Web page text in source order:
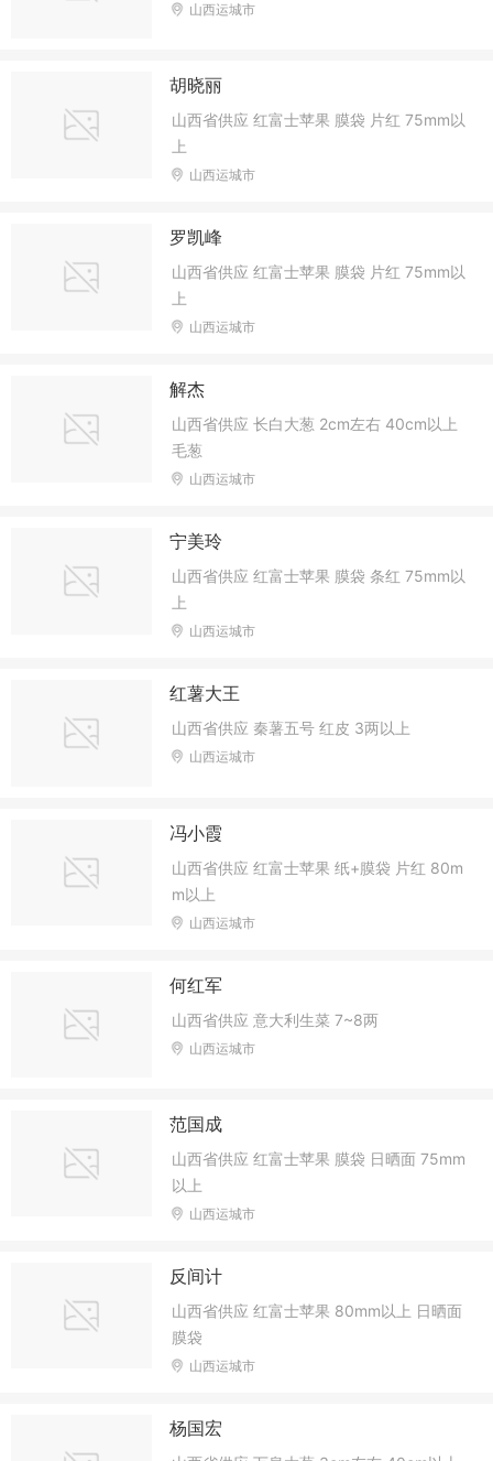
山西运城市
胡晓丽
山西省供应 红富士苹果 膜袋 片红 75mm以
上
山西运城市
罗凯峰
山西省供应 红富士苹果 膜袋 片红 75mm以
上
山西运城市
解杰
山西省供应 长白大葱 2cm左右 40cm以上
毛葱
山西运城市
宁美玲
山西省供应 红富士苹果 膜袋 条红 75mm以
上
山西运城市
红薯大王
山西省供应 秦薯五号 红皮 3两以上
山西运城市
冯小霞
山西省供应 红富士苹果 纸+膜袋 片红 80m
m以上
山西运城市
何红军
山西省供应 意大利生菜 7~8两
山西运城市
范国成
山西省供应 红富士苹果 膜袋 日晒面 75mm
以上
山西运城市
反间计
山西省供应 红富士苹果 80mm以上 日晒面
膜袋
山西运城市
杨国宏